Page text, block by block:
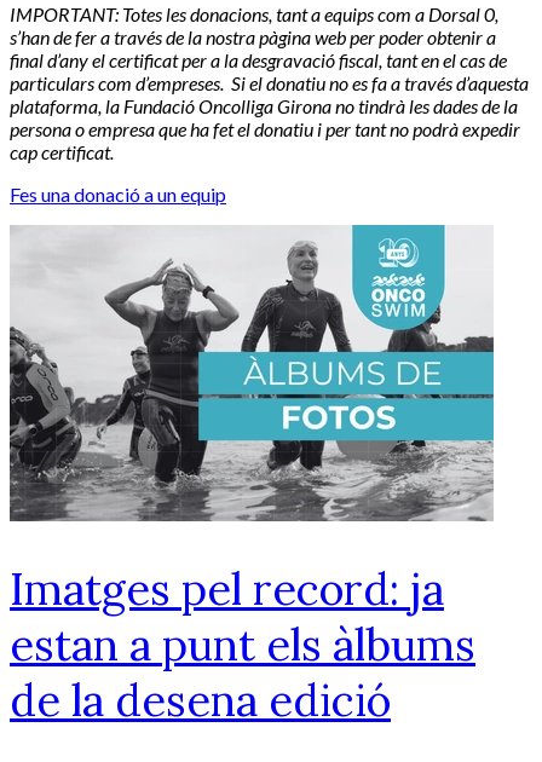
IMPORTANT: Totes les donacions, tant a equips com a Dorsal 0,
s’han de fer a través de la nostra pàgina web per poder obtenir a
final d’any el certificat per a la desgravació fiscal, tant en el cas de
particulars com d’empreses. Si el donatiu no es fa a través d’aquesta
plataforma, la Fundació Oncolliga Girona no tindrà les dades de la
persona o empresa que ha fet el donatiu i per tant no podrà expedir
cap certificat.
Fes una donació a un equip
Imatges pel record: ja
estan a punt els àlbums
de la desena edició